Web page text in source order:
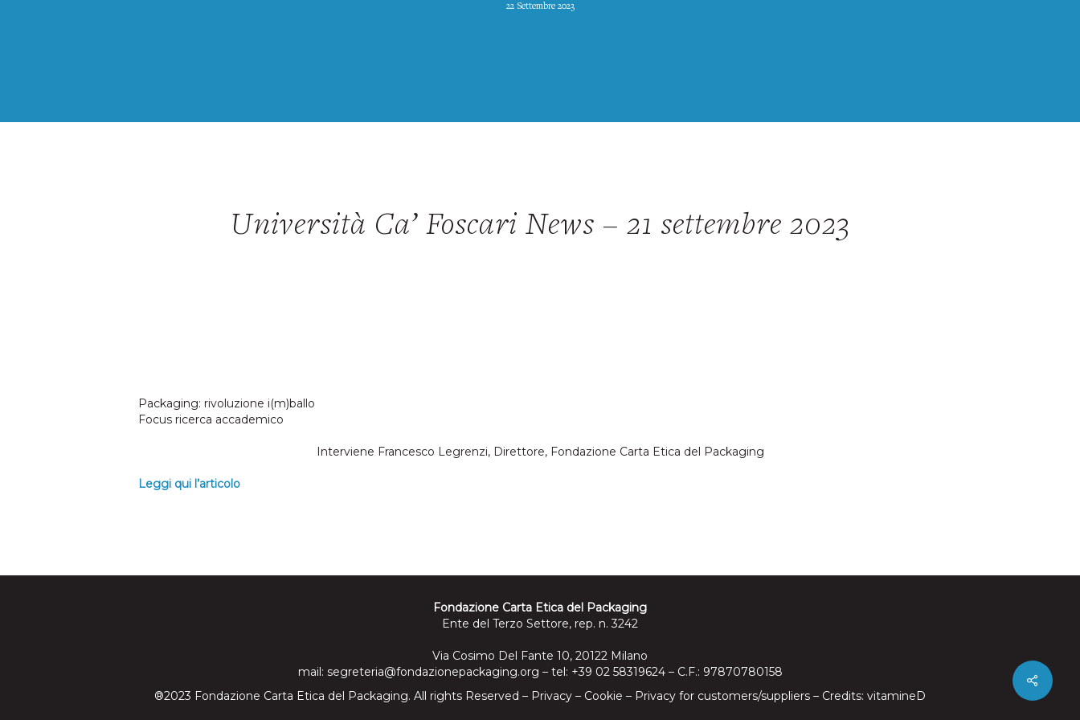
22 Settembre 2023
Università Ca’ Foscari News – 21 settembre 2023
Packaging: rivoluzione i(m)ballo
Focus ricerca accademico
Interviene Francesco Legrenzi, Direttore, Fondazione Carta Etica del Packaging
Leggi qui l’articolo
Fondazione Carta Etica del Packaging
Ente del Terzo Settore, rep. n. 3242
Via Cosimo Del Fante 10, 20122 Milano
mail: segreteria@fondazionepackaging.org – tel: +39 02 58319624 – C.F.: 97870780158
®2023 Fondazione Carta Etica del Packaging. All rights Reserved – Privacy – Cookie – Privacy for customers/suppliers – Credits: vitamineD